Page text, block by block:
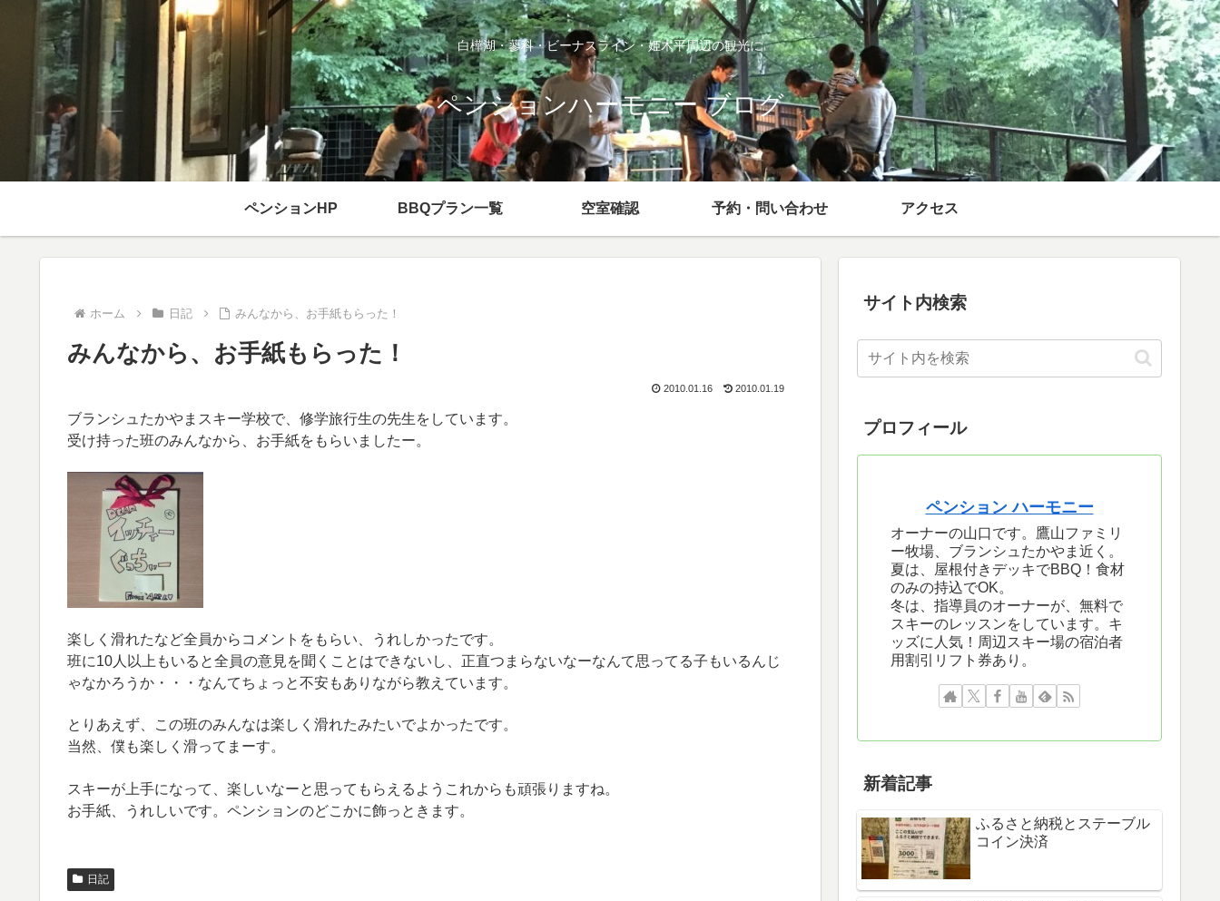
白樺湖・蓼科・ビーナスライン・姫木平周辺の観光に
ペンションハーモニー ブログ
ペンションHP BBQプラン一覧 空室確認 予約・問い合わせ アクセス
ホーム 日記 みんなから、お手紙もらった！
みんなから、お手紙もらった！
2010.01.16 2010.01.19
ブランシュたかやまスキー学校で、修学旅行生の先生をしています。
受け持った班のみんなから、お手紙をもらいましたー。
楽しく滑れたなど全員からコメントをもらい、うれしかったです。
班に10人以上もいると全員の意見を聞くことはできないし、正直つまらないなーなんて思ってる子もいるんじ
ゃなかろうか・・・なんてちょっと不安もありながら教えています。
とりあえず、この班のみんなは楽しく滑れたみたいでよかったです。
当然、僕も楽しく滑ってまーす。
スキーが上手になって、楽しいなーと思ってもらえるようこれからも頑張りますね。
お手紙、うれしいです。ペンションのどこかに飾っときます。
日記
サイト内検索
プロフィール
ペンション ハーモニー
オーナーの山口です。鷹山ファミリ
ー牧場、ブランシュたかやま近く。
夏は、屋根付きデッキでBBQ！食材
のみの持込でOK。
冬は、指導員のオーナーが、無料で
スキーのレッスンをしています。キ
ッズに人気！周辺スキー場の宿泊者
用割引リフト券あり。
新着記事
ふるさと納税とステーブル
コイン決済